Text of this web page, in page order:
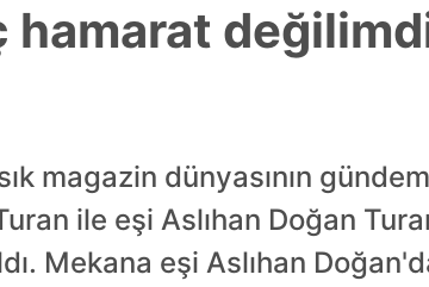
hamarat
magazin dünyasının
ile eşi Aslıhan Doğan
Mekana eşi Aslıhan